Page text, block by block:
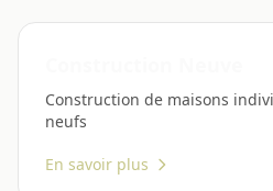
Construction de maisons
neufs
En savoir plus